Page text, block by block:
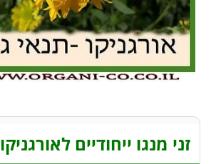
זני מנגו ייחודיים לאורגניקו